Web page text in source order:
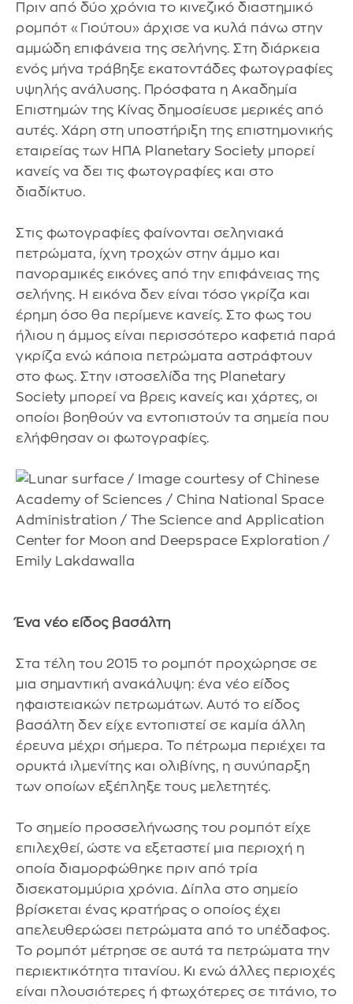
Πριν από δύο χρόνια το κινεζικό διαστημικό
ρομπότ «Γιούτου» άρχισε να κυλά πάνω στην
αμμώδη επιφάνεια της σελήνης. Στη διάρκεια
ενός μήνα τράβηξε εκατοντάδες φωτογραφίες
υψηλής ανάλυσης. Πρόσφατα η Ακαδημία
Επιστημών της Κίνας δημοσίευσε μερικές από
αυτές. Χάρη στη υποστήριξη της επιστημονικής
εταιρείας των ΗΠΑ Planetary Society μπορεί
κανείς να δει τις φωτογραφίες και στο
διαδίκτυο.
Στις φωτογραφίες φαίνονται σεληνιακά
πετρώματα, ίχνη τροχών στην άμμο και
πανοραμικές εικόνες από την επιφάνειας της
σελήνης. Η εικόνα δεν είναι τόσο γκρίζα και
έρημη όσο θα περίμενε κανείς. Στο φως του
ήλιου η άμμος είναι περισσότερο καφετιά παρά
γκρίζα ενώ κάποια πετρώματα αστράφτουν
στο φως. Στην ιστοσελίδα της Planetary
Society μπορεί να βρεις κανείς και χάρτες, οι
οποίοι βοηθούν να εντοπιστούν τα σημεία που
ελήφθησαν οι φωτογραφίες.
Ένα νέο είδος βασάλτη
Στα τέλη του 2015 το ρομπότ προχώρησε σε
μια σημαντική ανακάλυψη: ένα νέο είδος
ηφαιστειακών πετρωμάτων. Αυτό το είδος
βασάλτη δεν είχε εντοπιστεί σε καμία άλλη
έρευνα μέχρι σήμερα. Το πέτρωμα περιέχει τα
ορυκτά ιλμενίτης και ολιβίνης, η συνύπαρξη
των οποίων εξέπληξε τους μελετητές.
Το σημείο προσσελήνωσης του ρομπότ είχε
επιλεχθεί, ώστε να εξεταστεί μια περιοχή η
οποία διαμορφώθηκε πριν από τρία
δισεκατομμύρια χρόνια. Δίπλα στο σημείο
βρίσκεται ένας κρατήρας ο οποίος έχει
απελευθερώσει πετρώματα από το υπέδαφος.
Το ρομπότ μέτρησε σε αυτά τα πετρώματα την
περιεκτικότητα τιτανίου. Κι ενώ άλλες περιοχές
είναι πλουσιότερες ή φτωχότερες σε τιτάνιο, το